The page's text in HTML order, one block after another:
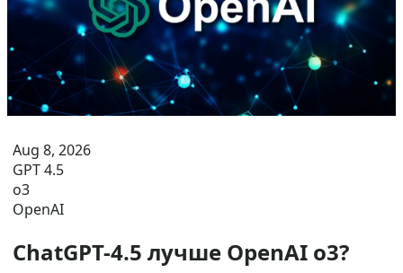
Aug 8, 2026
GPT 4.5
o3
OpenAI
ChatGPT-4.5 лучше OpenAI o3?